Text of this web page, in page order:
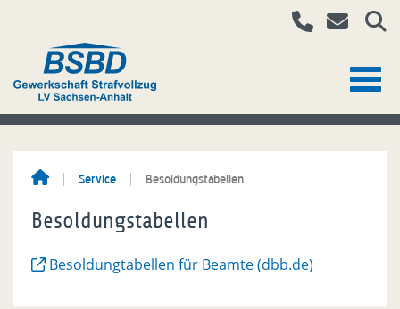
Service Besoldungstabellen
Besoldungstabellen
Besoldungtabellen für Beamte (dbb.de)